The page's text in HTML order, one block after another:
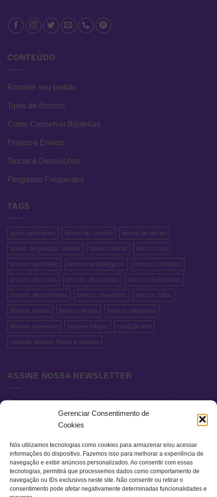
Gerenciar Consentimento de
Cookies
Nós utilizamos tecnologias como cookies para armazenar e/ou acessar
informações do dispositivo. Fazemos isso para melhorar a experiência de
navegação e exibir anúncios personalizados. Ao consentir com essas
tecnologias, permitirá que processemos dados como comportamento de
navegação ou IDs exclusivos neste site. Não consentir ou retirar o
consentimento pode afetar negativamente determinadas funcionalidades e
CONTEÚDO
Rastreie seu pedido
Tipos de Brincos
Como Conservar Bijuterias
Prazos e Envios
Trocas e Devoluções
Perguntas Frequentes
TAGS
anéis ajustáveis brinco de comida brinco de doces
brinco de pressão infantil brinco infantil brinco rosa
brincos aesthetic brincos antialérgicos brincos coloridos
brincos da moda brincos de animais brincos de bebidas
brincos de bichinhos brincos divertidos brincos fofos
brincos kawaii brincos legais brincos pequenos
brincos pokemon colares longos coleção arte
coleção plantas flores e insetos
ASSINE NOSSA NEWSLETTER
Cadastre seu e-mail abaixo e fique por dentro de todas as
novidades e promoções exclusivas.